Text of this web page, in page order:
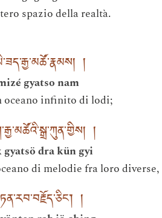
spazio della realtà.
།
gyatso nam
oceano infinito di lodi;
།
dra kün gyi
di melodie fra loro diverse,
།